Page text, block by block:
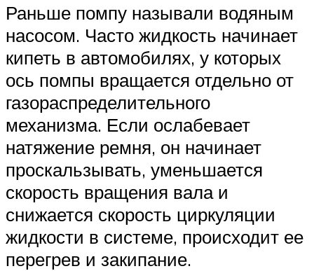
Раньше помпу называли водяным
насосом. Часто жидкость начинает
кипеть в автомобилях, у которых
ось помпы вращается отдельно от
газораспределительного
механизма. Если ослабевает
натяжение ремня, он начинает
проскальзывать, уменьшается
скорость вращения вала и
снижается скорость циркуляции
жидкости в системе, происходит ее
перегрев и закипание.